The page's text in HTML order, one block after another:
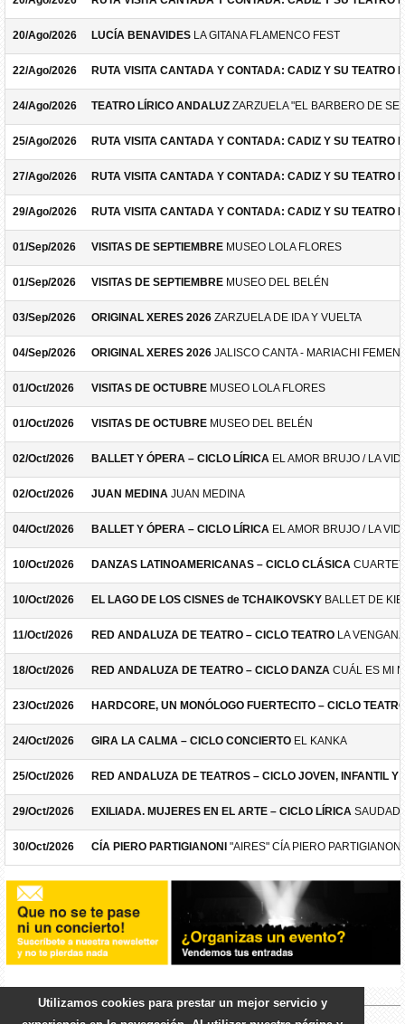
20/Ago/2026 LUCÍA BENAVIDES LA GITANA FLAMENCO FEST
22/Ago/2026 RUTA VISITA CANTADA Y CONTADA: CADIZ Y SU TEATRO
24/Ago/2026 TEATRO LÍRICO ANDALUZ ZARZUELA "EL BARBERO DE
25/Ago/2026 RUTA VISITA CANTADA Y CONTADA: CADIZ Y SU TEATRO
27/Ago/2026 RUTA VISITA CANTADA Y CONTADA: CADIZ Y SU TEATRO
29/Ago/2026 RUTA VISITA CANTADA Y CONTADA: CADIZ Y SU TEATRO
01/Sep/2026 VISITAS DE SEPTIEMBRE MUSEO LOLA FLORES
01/Sep/2026 VISITAS DE SEPTIEMBRE MUSEO DEL BELÉN
03/Sep/2026 ORIGINAL XERES 2026 ZARZUELA DE IDA Y VUELTA
04/Sep/2026 ORIGINAL XERES 2026 JALISCO CANTA - MARIACHI
01/Oct/2026 VISITAS DE OCTUBRE MUSEO LOLA FLORES
01/Oct/2026 VISITAS DE OCTUBRE MUSEO DEL BELÉN
02/Oct/2026 BALLET Y ÓPERA – CICLO LÍRICA EL AMOR BRUJO / LA
02/Oct/2026 JUAN MEDINA JUAN MEDINA
04/Oct/2026 BALLET Y ÓPERA – CICLO LÍRICA EL AMOR BRUJO / LA
10/Oct/2026 DANZAS LATINOAMERICANAS – CICLO CLÁSICA
10/Oct/2026 EL LAGO DE LOS CISNES de TCHAIKOVSKY BALLET DE
11/Oct/2026 RED ANDALUZA DE TEATRO – CICLO TEATRO LA
18/Oct/2026 RED ANDALUZA DE TEATRO – CICLO DANZA CUÁL ES MI
23/Oct/2026 HARDCORE, UN MONÓLOGO FUERTECITO – CICLO
24/Oct/2026 GIRA LA CALMA – CICLO CONCIERTO EL KANKA
25/Oct/2026 RED ANDALUZA DE TEATROS – CICLO JOVEN, INFANTIL Y
29/Oct/2026 EXILIADA. MUJERES EN EL ARTE – CICLO LÍRICA
30/Oct/2026 CÍA PIERO PARTIGIANONI "AIRES" CÍA PIERO PARTIGIANONI
Utilizamos cookies para prestar un mejor servicio y